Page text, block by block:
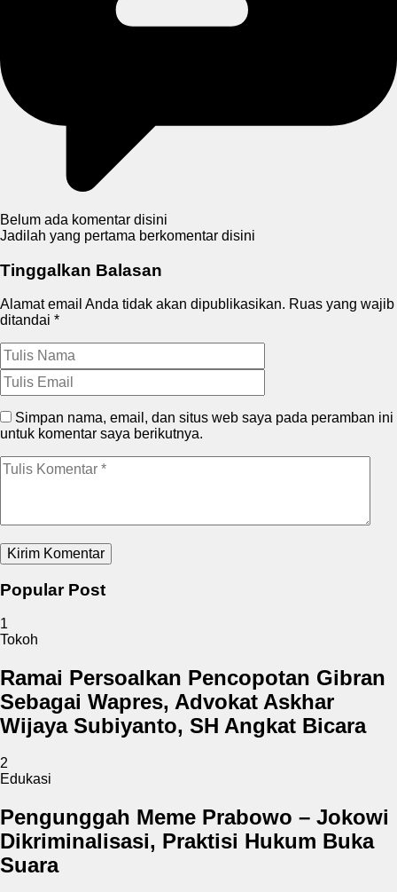
Belum ada komentar disini
Jadilah yang pertama berkomentar disini
Tinggalkan Balasan
Alamat email Anda tidak akan dipublikasikan. Ruas yang wajib
ditandai *
Simpan nama, email, dan situs web saya pada peramban ini
untuk komentar saya berikutnya.
Popular Post
1
Tokoh
Ramai Persoalkan Pencopotan Gibran
Sebagai Wapres, Advokat Askhar
Wijaya Subiyanto, SH Angkat Bicara
2
Edukasi
Pengunggah Meme Prabowo – Jokowi
Dikriminalisasi, Praktisi Hukum Buka
Suara